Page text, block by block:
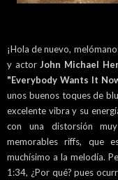
¡Hola de nuevo,
y actorJohn Michael
"Everybody Wants It
unos buenos toques de
excelente vibra y su
con una distorsión
memorables riffs, que
muchísimo a la melodía.
1:34, ¿Por qué? pues